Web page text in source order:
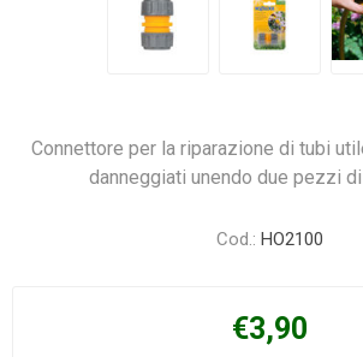
Connettore per la riparazione di tubi
danneggiati unendo due pezzi
Cod.: HO2100
€3,90